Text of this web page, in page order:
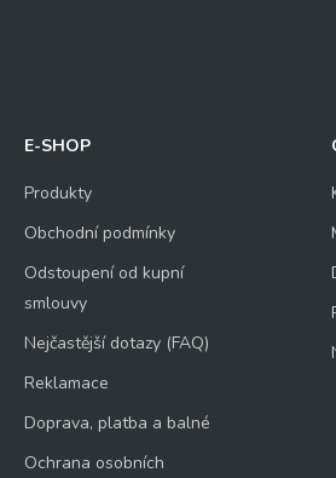
E-SHOP
Produkty
Obchodní podmínky
Odstoupení od kupní
smlouvy
Nejčastější dotazy (FAQ)
Reklamace
Doprava, platba a balné
Ochrana osobních